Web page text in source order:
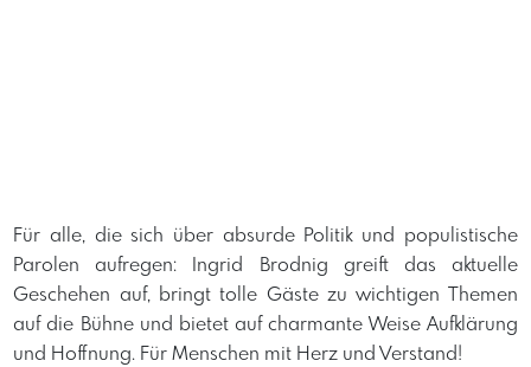
Für alle, die sich über absurde Politik und populistische
Parolen aufregen: Ingrid Brodnig greift das aktuelle
Geschehen auf, bringt tolle Gäste zu wichtigen Themen
auf die Bühne und bietet auf charmante Weise Aufklärung
und Hoffnung. Für Menschen mit Herz und Verstand!